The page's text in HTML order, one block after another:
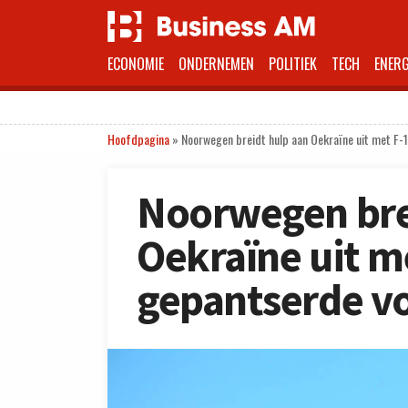
ECONOMIE ONDERNEMEN POLITIEK TECH
Hoofdpagina» Noorwegen breidt hulp aan Oekraïne uit met
Noorwegen
Oekraïne uit
gepantserde